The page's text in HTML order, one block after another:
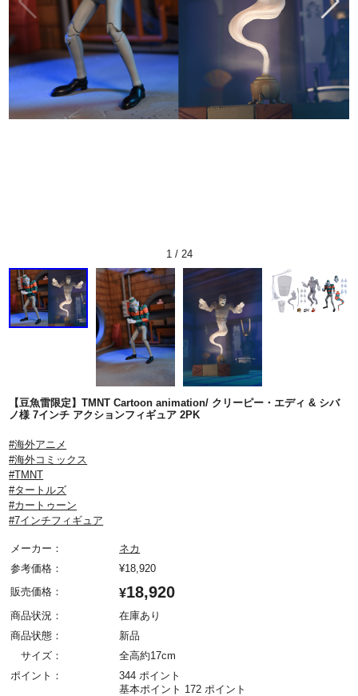
1 / 24
【豆魚雷限定】TMNT Cartoon animation/ クリーピー・エディ & シバ
ノ様 7インチ アクションフィギュア 2PK
#海外アニメ
#海外コミックス
#TMNT
#タートルズ
#カートゥーン
#7インチフィギュア
メーカー：
ネカ
参考価格：
¥18,920
販売価格：
¥18,920
商品状況：
在庫あり
商品状態：
新品
サイズ：
全高約17cm
ポイント：
344 ポイント
基本ポイント 172 ポイント